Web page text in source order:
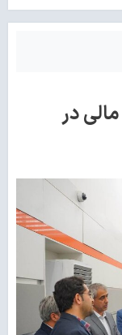
در